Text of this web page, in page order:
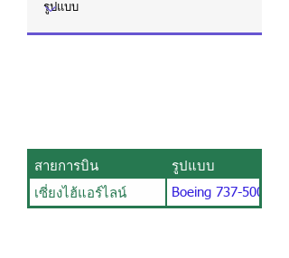
สายการบิน
รูปแบบ
เซี่ยงไฮ้แอร์ไลน์
Boeing 737-500 /